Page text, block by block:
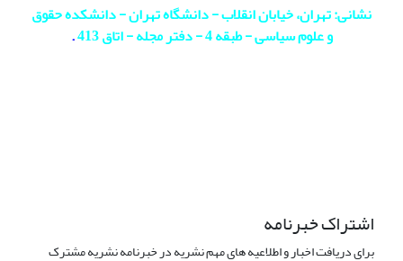
نشانی: تهران، خیابان انقلاب - دانشگاه تهران - دانشکده حقوق
و علوم سیاسی - طبقه 4 - دفتر مجله - اتاق 413
.
اشتراک خبرنامه
برای دریافت اخبار و اطلاعیه های مهم نشریه در خبرنامه نشریه مشترک